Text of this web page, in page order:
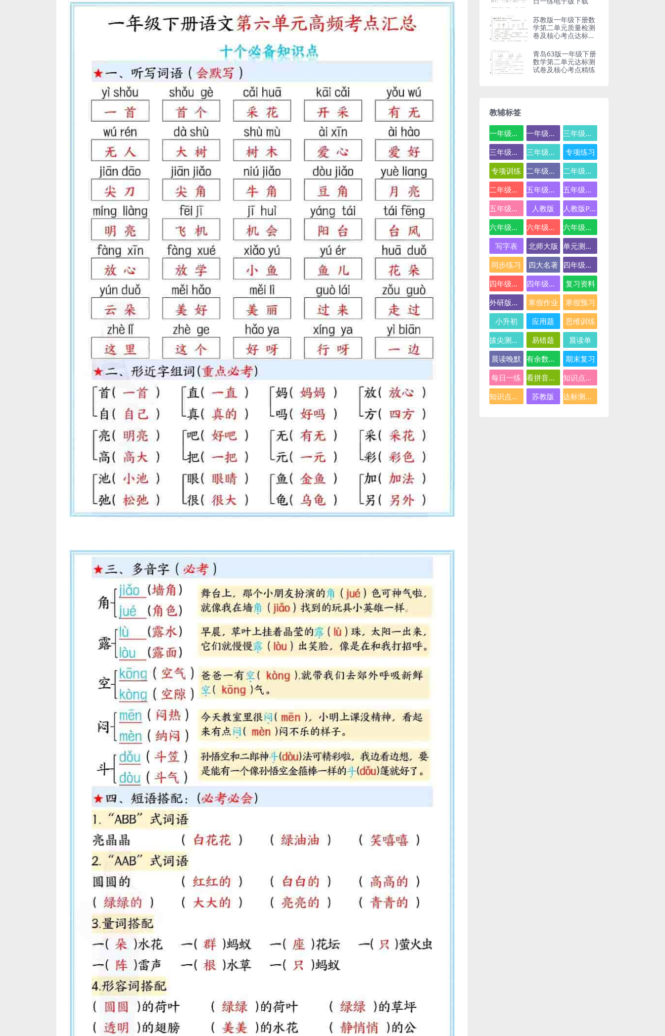
苏教版一年级下册数
学第二单元质量检测
卷及核心考点达标测
青岛63版一年级下册
数学第二单元达标测
试卷及核心考点精练
教辅标签
一年级数学 一年级语文
三年级数学
三年级英语
三年级语文
专项练习
专项训练
二年级下册数学
二年级数学
二年级语文
五年级数学
五年级英语
五年级语文
人教版
人教版PEP
六年级数学
六年级英语
六年级语文
写字表
北师大版
单元测试卷
同步练习
四大名著
四年级下册语文
四年级数学
四年级语文
复习资料
外研版三起点
寒假作业
寒假预习
小升初
应用题
思维训练
拔尖测试卷
易错题
晨读单
晨读晚默
有余数的除法
期末复习
每日一练
看拼音写词语
知识点总结
知识点汇总
苏教版 达标测试卷